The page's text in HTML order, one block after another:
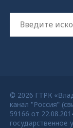
© 2026 ГТРК
канал "Россия"
59166 от
государственное